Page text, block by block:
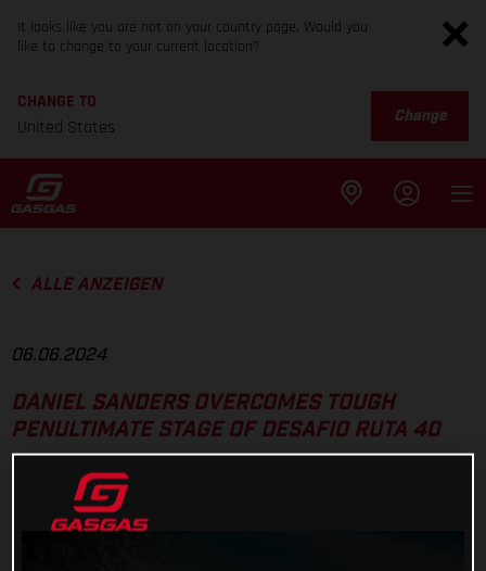
It looks like you are not on your country page. Would you
like to change to your current location?
CHANGE TO
United States
Change
ALLE ANZEIGEN
06.06.2024
DANIEL SANDERS OVERCOMES TOUGH
PENULTIMATE STAGE OF DESAFIO RUTA 40